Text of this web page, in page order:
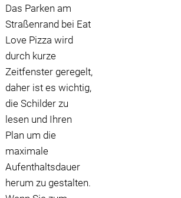
Das Parken am
Straßenrand bei Eat
Love Pizza wird
durch kurze
Zeitfenster geregelt,
daher ist es wichtig,
die Schilder zu
lesen und Ihren
Plan um die
maximale
Aufenthaltsdauer
herum zu gestalten.